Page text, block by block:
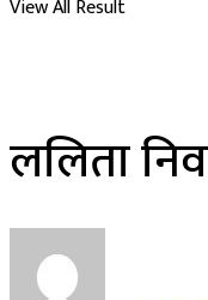
View All Result
ललिता